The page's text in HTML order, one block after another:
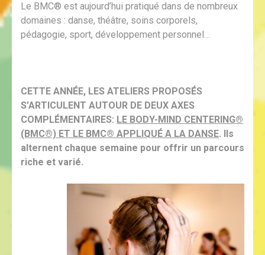
Le BMC® est aujourd’hui pratiqué dans de nombreux
domaines : danse, théâtre, soins corporels,
pédagogie, sport, développement personnel…
CETTE ANNÉE, LES ATELIERS PROPOSÉS
S’ARTICULENT AUTOUR DE DEUX AXES
COMPLÉMENTAIRES: LE BODY-MIND CENTERING®
(BMC®) ET LE BMC® APPLIQUÉ A LA DANSE. Ils
alternent chaque semaine pour offrir un parcours
riche et varié.